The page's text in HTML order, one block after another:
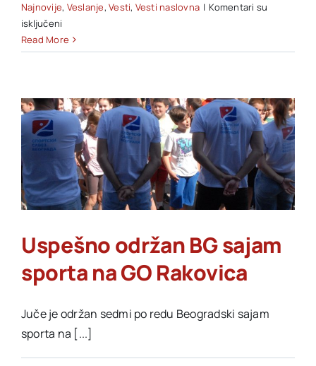
Najnovije, Veslanje,Vesti, Vesti naslovna | Komentari su
isključeni
Održana
poslednja
u
prvom
delu
2026.
godine
Read More
Uspešno održan BG sajam
sporta na GO Rakovica
Juče je održan sedmi po redu Beogradski sajam
sporta na [...]